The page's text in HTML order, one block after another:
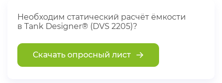
Необходим статический расчёт ёмкости
в Tank Designer® (DVS 2205)?
Скачать опросный лист